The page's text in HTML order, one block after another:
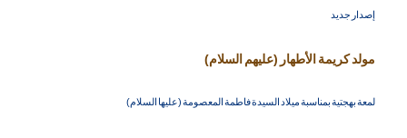
إصدار جديد
مولد كريمة الأطهار (عليهم السلام)
لمعة بهجتية بمناسبة ميلاد السيدة فاطمة المعصومة (عليها السلام)